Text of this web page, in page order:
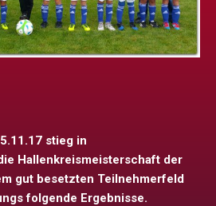
stieg in
Hallenkreismeisterschaft der
gut besetzten Teilnehmerfeld
folgende Ergebnisse.